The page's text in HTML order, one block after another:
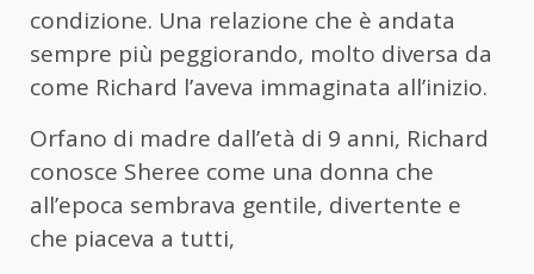
condizione. Una relazione che è andata
sempre più peggiorando, molto diversa da
come Richard l’aveva immaginata all’inizio.
Orfano di madre dall’età di 9 anni, Richard
conosce Sheree come una donna che
all’epoca sembrava gentile, divertente e
che piaceva a tutti,